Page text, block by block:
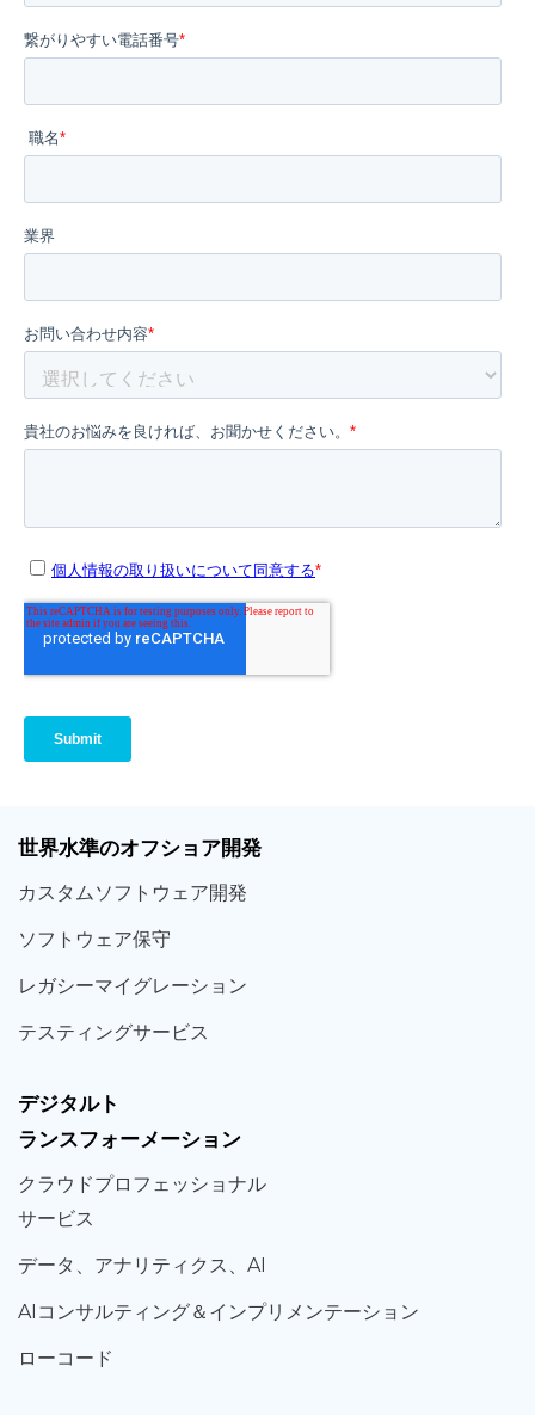
世界水準のオフショア開発
カスタム ソフトウェア開発
ソフト ウェア保守
レガシーマイグレーション
テスティングサービス
デジタルト
ランスフォーメーション
クラウドプロフェッショナル
サービス
データ、 アナリティクス、 AI
AIコンサルティング＆ インプリメンテーション
ローコード